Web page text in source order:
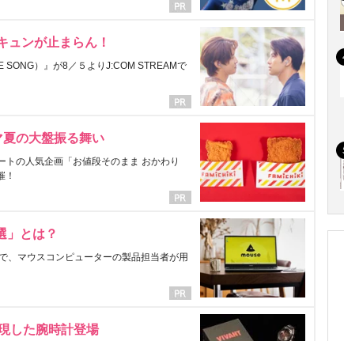
ュンが止まらん！
SONG）』が8／５よりJ:COM STREAMで
の大盤振る舞い
の人気企画「お値段そのまま おかわり
！
」とは？
、マウスコンピューターの製品担当者が用
した腕時計登場